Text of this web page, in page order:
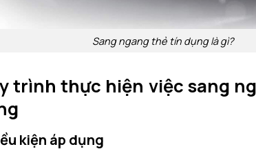
Sang ngang thẻ tín dụng là gì?
trình thực hiện việc sang
kiện áp dụng